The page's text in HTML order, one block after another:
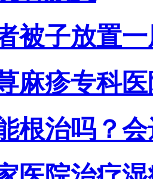
被子放置
麻疹专科
根治吗？